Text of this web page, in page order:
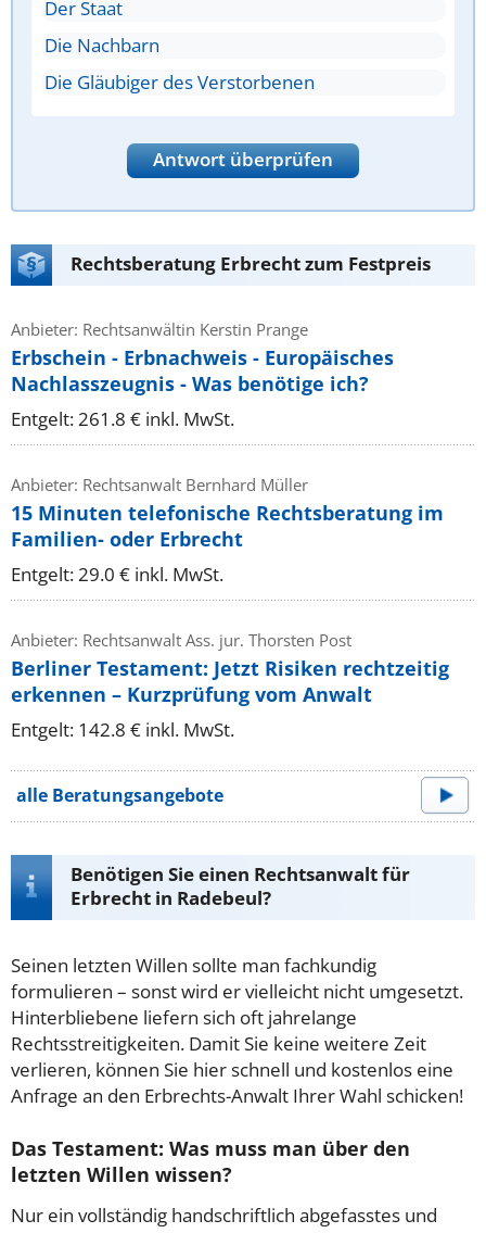
Der Staat
Die Nachbarn
Die Gläubiger des Verstorbenen
Antwort überprüfen
Rechtsberatung Erbrecht zum Festpreis
Anbieter: Rechtsanwältin Kerstin Prange
Erbschein - Erbnachweis - Europäisches
Nachlasszeugnis - Was benötige ich?
Entgelt: 261.8 € inkl. MwSt.
Anbieter: Rechtsanwalt Bernhard Müller
15 Minuten telefonische Rechtsberatung im
Familien- oder Erbrecht
Entgelt: 29.0 € inkl. MwSt.
Anbieter: Rechtsanwalt Ass. jur. Thorsten Post
Berliner Testament: Jetzt Risiken rechtzeitig
erkennen – Kurzprüfung vom Anwalt
Entgelt: 142.8 € inkl. MwSt.
alle Beratungsangebote
Benötigen Sie einen Rechtsanwalt für
Erbrecht in Radebeul?
Seinen letzten Willen sollte man fachkundig
formulieren – sonst wird er vielleicht nicht umgesetzt.
Hinterbliebene liefern sich oft jahrelange
Rechtsstreitigkeiten. Damit Sie keine weitere Zeit
verlieren, können Sie hier schnell und kostenlos eine
Anfrage an den Erbrechts-Anwalt Ihrer Wahl schicken!
Das Testament: Was muss man über den
letzten Willen wissen?
Nur ein vollständig handschriftlich abgefasstes und